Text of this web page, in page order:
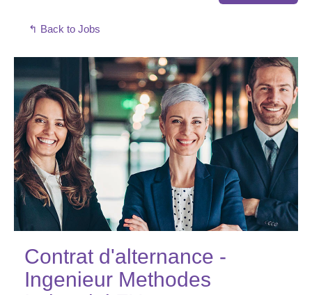
↰ Back to Jobs
Contrat d'alternance -
Ingenieur Methodes